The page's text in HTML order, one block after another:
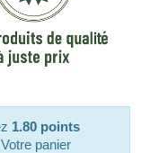
1.80 points
panier